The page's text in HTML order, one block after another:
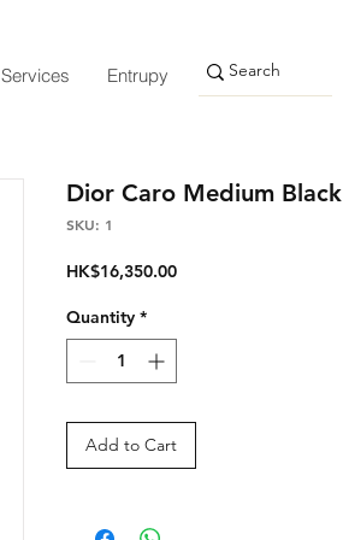
Services Entrupy
Dior Caro Medium Black
SKU: 1
HK$16,350.00Price
Quantity *
Add to Cart